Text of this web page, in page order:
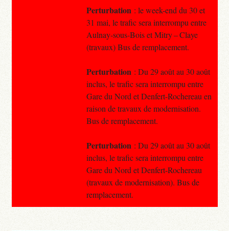
Perturbation : le week-end du 30 et
31 mai, le trafic sera interrompu entre
Aulnay-sous-Bois et Mitry – Claye
(travaux) Bus de remplacement.
Perturbation : Du 29 août au 30 août
inclus, le trafic sera interrompu entre
Gare du Nord et Denfert-Rochereau en
raison de travaux de modernisation.
Bus de remplacement.
Perturbation : Du 29 août au 30 août
inclus, le trafic sera interrompu entre
Gare du Nord et Denfert-Rochereau
(travaux de modernisation). Bus de
remplacement.